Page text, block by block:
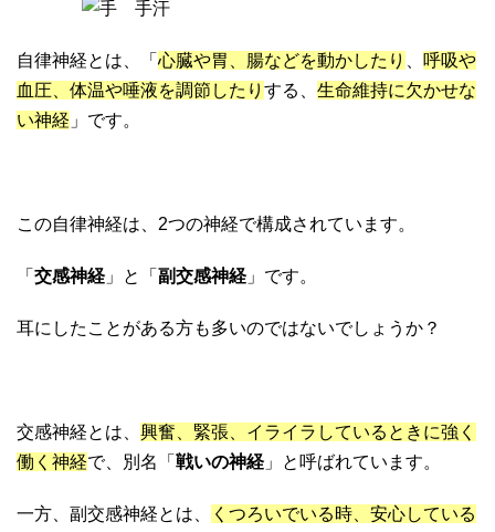
自律神経とは、「 心臓や胃、腸などを動かしたり
呼吸や
血圧、体温や唾液を調節したり する、 生命維持に欠かせな
い神経 」です。
この自律神経は、2つの神経で構成されています。
「 交感神経 」と「 副交感神経 」です。
耳にしたことがある方も多いのではないでしょうか？
交感神経とは、 興奮、緊張、イライラしているときに強く
働く神経で、別名「 戦いの神経 」と呼ばれています。
一方、副交感神経とは、
くつろいでいる時、安心している